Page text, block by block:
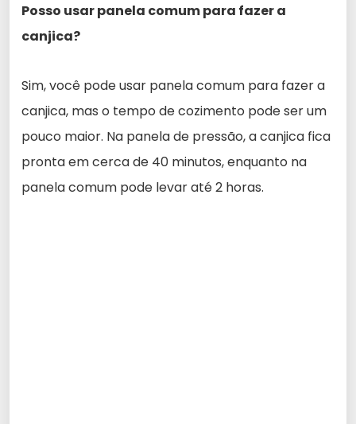
Posso usar panela comum para fazer a
canjica?
Sim, você pode usar panela comum para fazer a
canjica, mas o tempo de cozimento pode ser um
pouco maior. Na panela de pressão, a canjica fica
pronta em cerca de 40 minutos, enquanto na
panela comum pode levar até 2 horas.